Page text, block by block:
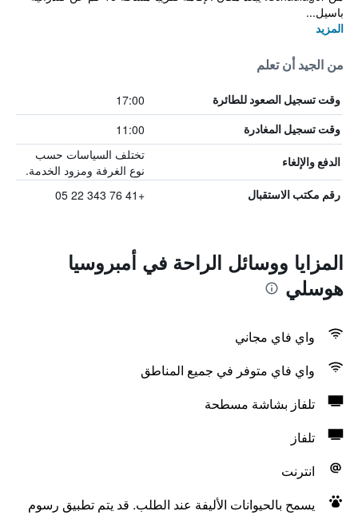
باسيل...
المزيد
من الجيد أن تعلم
وقت تسجيل الصعود للطائرة 17:00
وقت تسجيل المغادرة 11:00
الدفع والإلغاء
تختلف السياسات حسب
نوع الغرفة ومزود الخدمة.
رقم مكتب الاستقبال +41 76 343 22 05
المزايا ووسائل الراحة في أمبروسيا
هوسلي
واي فاي مجاني
واي فاي متوفر في جميع المناطق
تلفاز بشاشة مسطحة
تلفاز
انترنت
يسمح بالحيوانات الأليفة عند الطلب. قد يتم تطبيق رسوم